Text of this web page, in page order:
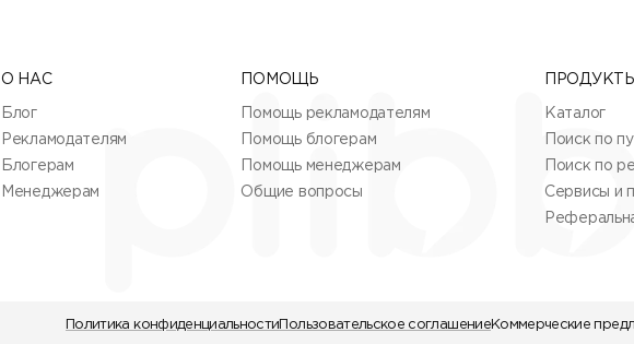
О НАС
Блог
Рекламодателям
Блогерам
Менеджерам
ПОМОЩЬ
Помощь рекламодателям
Помощь блогерам
Помощь менеджерам
Общие вопросы
ПРОДУКТЫ
Каталог
Поиск по
Поиск по
Сервисы и
Политика конфиденциальности Пользовательское соглашениеКоммерческие